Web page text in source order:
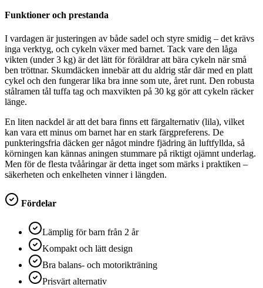
Funktioner och prestanda
I vardagen är justeringen av både sadel och styre smidig – det krävs
inga verktyg, och cykeln växer med barnet. Tack vare den låga
vikten (under 3 kg) är det lätt för föräldrar att bära cykeln när små
ben tröttnar. Skumdäcken innebär att du aldrig står där med en platt
cykel och den fungerar lika bra inne som ute, året runt. Den robusta
stålramen tål tuffa tag och maxvikten på 30 kg gör att cykeln räcker
länge.
En liten nackdel är att det bara finns ett färgalternativ (lila), vilket
kan vara ett minus om barnet har en stark färgpreferens. De
punkteringsfria däcken ger något mindre fjädring än luftfyllda, så
körningen kan kännas aningen stummare på riktigt ojämnt underlag.
Men för de flesta tvååringar är detta inget som märks i praktiken –
säkerheten och enkelheten vinner i längden.
Fördelar
Lämplig för barn från 2 år
Kompakt och lätt design
Bra balans- och motorikträning
Prisvärt alternativ